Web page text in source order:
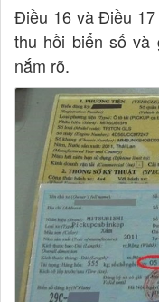
Điều 16 và Điều 17
thu hồi biển số và
nắm rõ.